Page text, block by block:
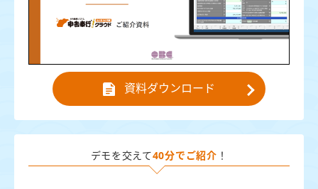
資料ダウンロード
デモを交えて40分でご紹介 ！